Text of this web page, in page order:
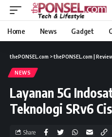
Home News Gadget
thePONSEL.com >thePONSEL.com |
NEWS
Layanan 5G
Teknologi SRv6
Share